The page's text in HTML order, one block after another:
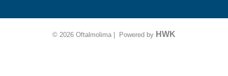
© 2026 Oftalmolima | Powered by HWK